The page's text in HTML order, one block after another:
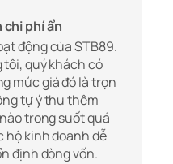
phí ẩn
động của STB89.
quý khách có
mức giá đó là trọn
tự ý thu thêm
trong suốt quá
hộ kinh doanh dễ
định dòng vốn.